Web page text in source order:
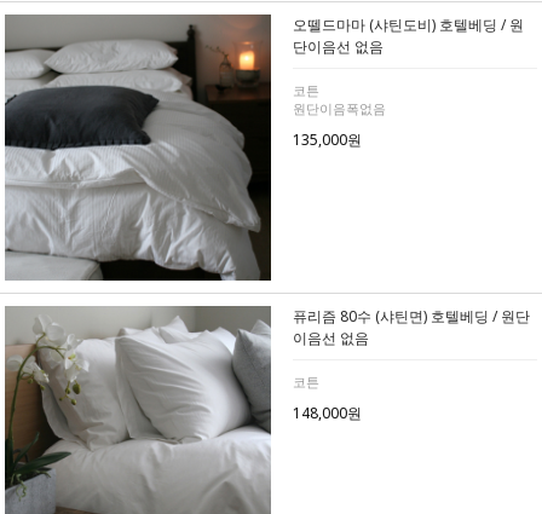
오뗄드마마 (샤틴도비) 호텔베딩 / 원
단이음선 없음
코튼
원단이음폭없음
135,000원
퓨리즘 80수 (샤틴면) 호텔베딩 / 원단
이음선 없음
코튼
148,000원